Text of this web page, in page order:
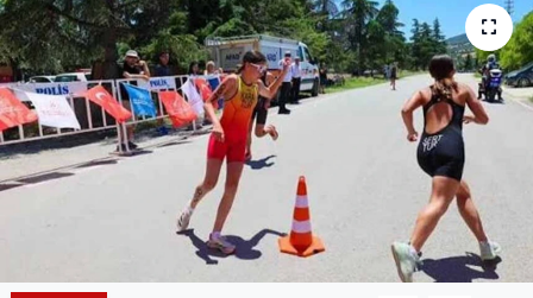
Diğer
DÜNYA
EĞİTİM